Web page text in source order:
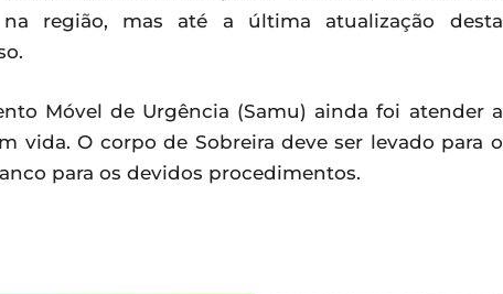
região, mas até a última atualização desta
Móvel de Urgência (Samu) ainda foi atender a
vida. O corpo de Sobreira deve ser levado para o
para os devidos procedimentos.